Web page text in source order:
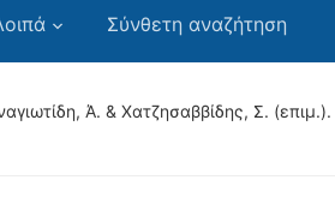
Σύνθετη αναζήτηση
Ά. & Χατζησαββίδης, Σ.